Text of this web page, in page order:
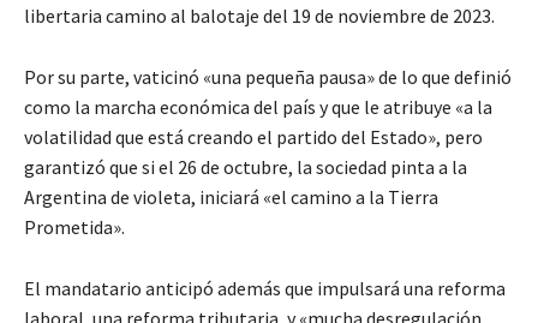
libertaria camino al balotaje del 19 de noviembre de 2023.
Por su parte, vaticinó «una pequeña pausa» de lo que definió
como la marcha económica del país y que le atribuye «a la
volatilidad que está creando el partido del Estado», pero
garantizó que si el 26 de octubre, la sociedad pinta a la
Argentina de violeta, iniciará «el camino a la Tierra
Prometida».
El mandatario anticipó además que impulsará una reforma